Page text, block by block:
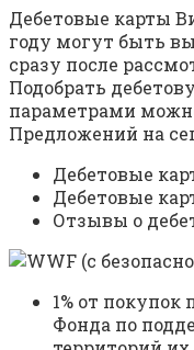
Дебетовые карты
году могут быть
сразу после
Подобрать
параметрами
Предложений на
Дебетовые
Дебетовые
Отзывы о
1% от
Фонда по